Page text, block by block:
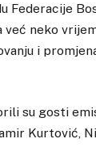
Federacije
već neko
i
su gosti
Kurtović,